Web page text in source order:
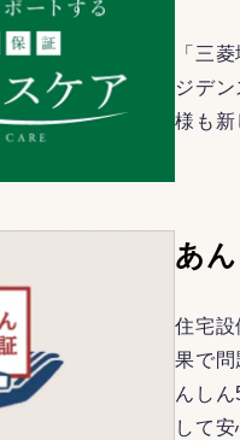
「三
ジデ
様も新
あ
住宅
果で
んし
して